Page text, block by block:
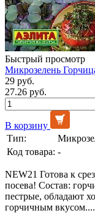
Быстрый просмотр
Микрозелень
29 руб.
27.26 руб.
В корзину
Тип:
Код товара: -
NEW21 Готова к
посева! Состав:
пестрые, обладают
горчичным вкусом....